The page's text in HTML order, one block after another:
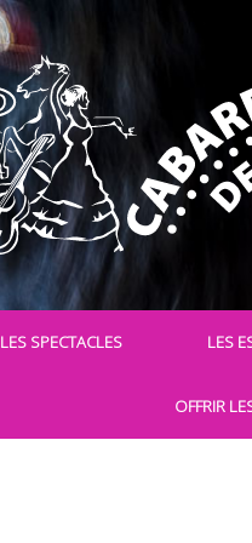
LES SPECTACLES LES
OFFRIR